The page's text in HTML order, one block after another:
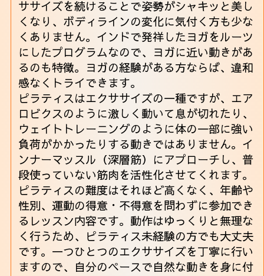
ササイズを続けることで姿勢がシャキッと美し
くなり、ボディラインの変化に気付く方も少な
くありません。インドで発祥したヨガをルーツ
にしたプログラムなので、ヨガに近い動きがあ
るのも特徴。ヨガの経験がある方ならば、違和
感なくトライできます。
ピラティスはエクササイズの一種ですが、エア
ロビクスのように激しく動いて息が切れたり、
ウェイトトレーニングのように体の一部に強い
負荷がかかったりする動きではありません。イ
ンナーマッスル（深層筋）にアプローチし、普
段使っていない筋肉を活性化させてくれます。
ピラティスの難度はそれほど高くなく、年齢や
性別、運動の得意・不得意を問わずに参加でき
るレッスン内容です。動作はゆっくりと無理な
く行うため、ピラティス未経験の方でも大丈夫
です。一つひとつのエクササイズを丁寧に行い
ますので、自分のペースで自然な動きを身に付